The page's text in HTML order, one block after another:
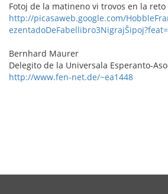
Fotoj de la matineno vi trovos en la reto
http://picasaweb.google.com/
Bernhard Maurer
Delegito de la Universala Esperanto-
http://www.fen-net.de/~ea1448